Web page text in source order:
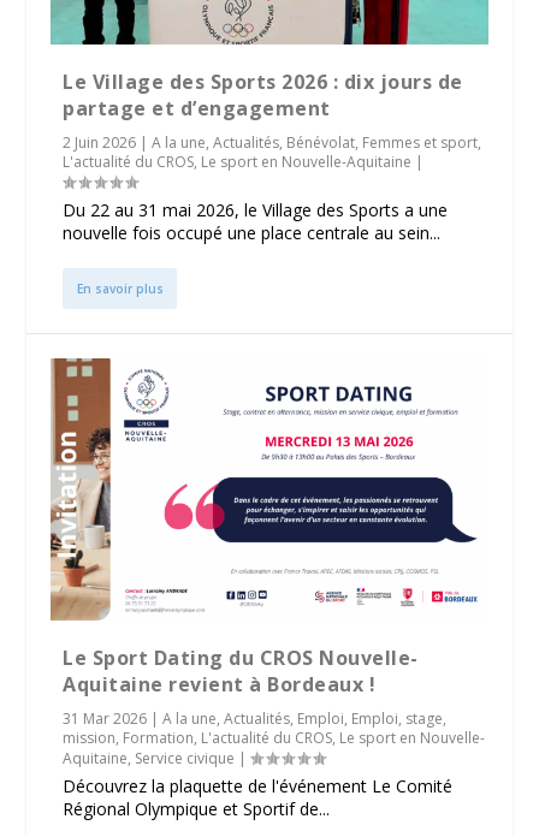
Le Village des Sports 2026 : dix jours de
partage et d’engagement
2 Juin 2026 |A la une,Actualités, Bénévolat, Femmes et sport,
L'actualité du CROS, Le sport en Nouvelle-Aquitaine |
Du 22 au 31 mai 2026, le Village des Sports a une
nouvelle fois occupé une place centrale au sein...
En savoir plus
Le Sport Dating du CROS Nouvelle-
Aquitaine revient à Bordeaux !
31 Mar 2026 |A la une,Actualités, Emploi, Emploi, stage,
mission, Formation, L'actualité du CROS, Le sport en Nouvelle-
Aquitaine, Service civique |
Découvrez la plaquette de l'événement Le Comité
Régional Olympique et Sportif de...